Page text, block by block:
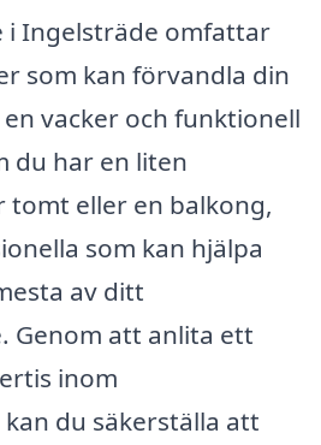
i Ingelsträde omfattar
som kan förvandla din
vacker och funktionell
du har en liten
eller en balkong,
som kan hjälpa
av ditt
Genom att anlita ett
inom
du säkerställa att